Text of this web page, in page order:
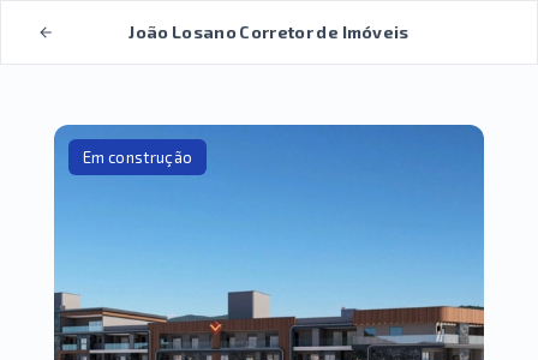
João Losano Corretor de Imóveis
Em construção